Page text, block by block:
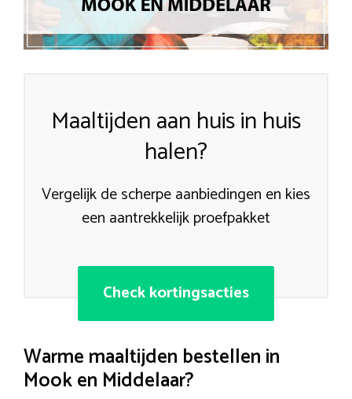
Maaltijden aan huis in huis
halen?
Vergelijk de scherpe aanbiedingen en kies
een aantrekkelijk proefpakket
Check kortingsacties
Warme maaltijden bestellen in
Mook en Middelaar?